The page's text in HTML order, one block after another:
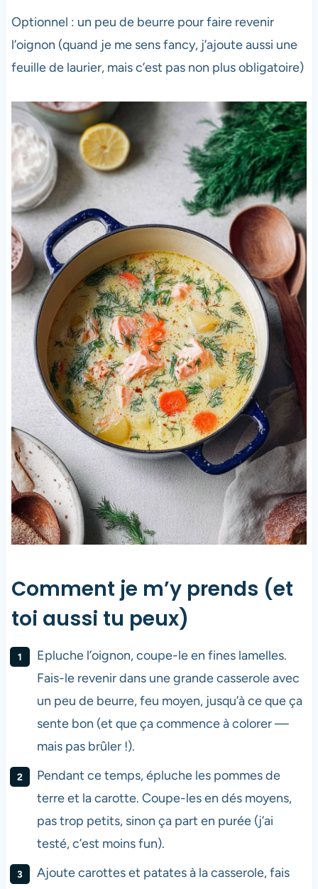
Optionnel : un peu de beurre pour faire revenir
l’oignon (quand je me sens fancy, j’ajoute aussi une
feuille de laurier, mais c’est pas non plus obligatoire)
Comment je m’y prends (et
toi aussi tu peux)
Epluche l’oignon, coupe-le en fines lamelles.
Fais-le revenir dans une grande casserole avec
un peu de beurre, feu moyen, jusqu’à ce que ça
sente bon (et que ça commence à colorer —
mais pas brûler !).
Pendant ce temps, épluche les pommes de
terre et la carotte. Coupe-les en dés moyens,
pas trop petits, sinon ça part en purée (j’ai
testé, c’est moins fun).
Ajoute carottes et patates à la casserole, fais